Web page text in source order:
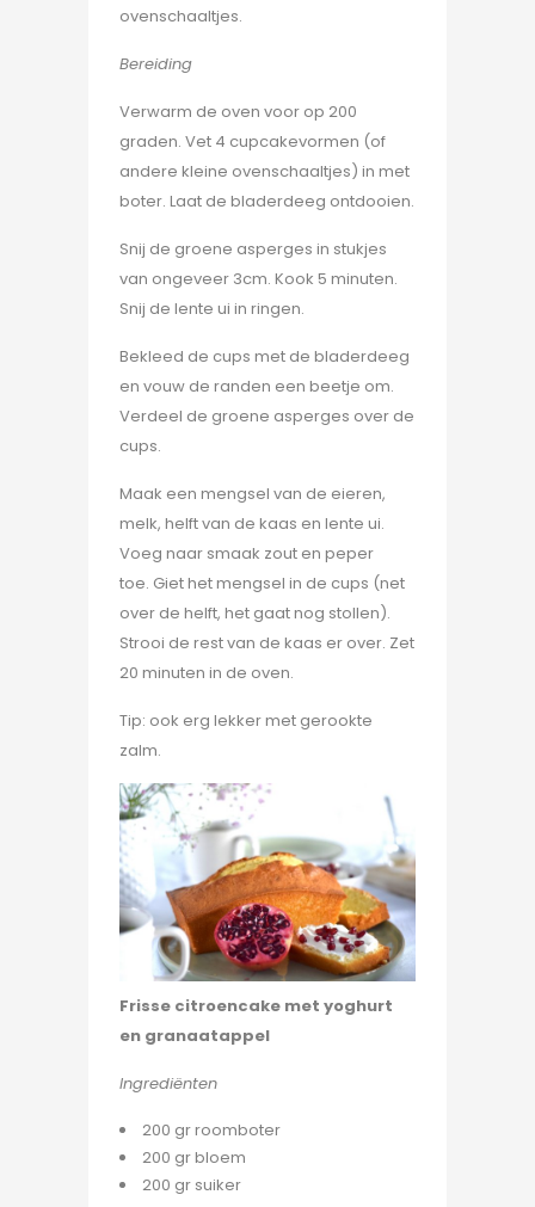
ovenschaaltjes.
Bereiding
Verwarm de oven voor op 200
graden. Vet 4 cupcakevormen (of
andere kleine ovenschaaltjes) in met
boter. Laat de bladerdeeg ontdooien.
Snij de groene asperges in stukjes
van ongeveer 3cm. Kook 5 minuten.
Snij de lente ui in ringen.
Bekleed de cups met de bladerdeeg
en vouw de randen een beetje om.
Verdeel de groene asperges over de
cups.
Maak een mengsel van de eieren,
melk, helft van de kaas en lente ui.
Voeg naar smaak zout en peper
toe. Giet het mengsel in de cups (net
over de helft, het gaat nog stollen).
Strooi de rest van de kaas er over. Zet
20 minuten in de oven.
Tip: ook erg lekker met gerookte
zalm.
Frisse citroencake met yoghurt
en granaatappel
Ingrediënten
200 gr roomboter
200 gr bloem
200 gr suiker